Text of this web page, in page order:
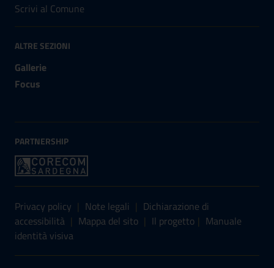
Scrivi al Comune
ALTRE SEZIONI
Gallerie
Focus
PARTNERSHIP
Sezione Link Utili
Privacy policy | Note legali | Dichiarazione di
accessibilità | Mappa del sito | Il progetto | Manuale
identità visiva